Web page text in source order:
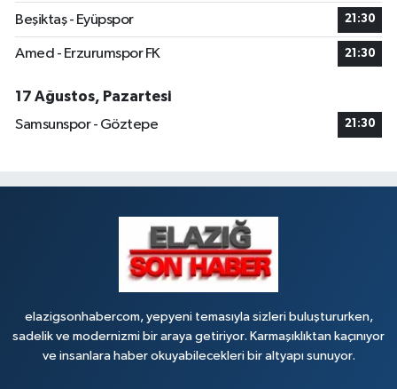
Makfire Eczanesi
Çaydaçıra Mahallesi, Adnan Kahveci Caddesi, No:29 Merkez Elazığ
Beşiktaş - Eyüpspor 21:30
Amed - Erzurumspor FK 21:30
17 Ağustos, Pazartesi
Samsunspor - Göztepe
21:30
elazigsonhabercom, yepyeni temasıyla sizleri buluştururken,
sadelik ve modernizmi bir araya getiriyor. Karmaşıklıktan kaçınıyor
ve insanlara haber okuyabilecekleri bir altyapı sunuyor.